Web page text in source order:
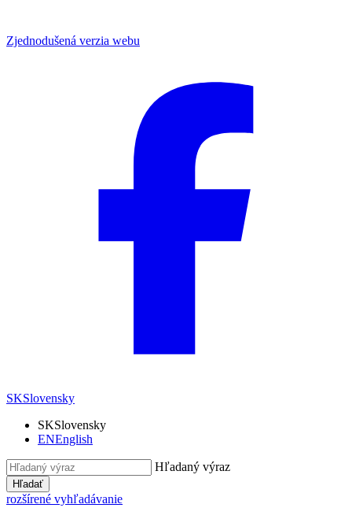
Zjednodušená verzia webu
SKSlovensky
SKSlovensky
ENEnglish
Hľadaný výraz
Hľadať
rozšírené vyhľadávanie